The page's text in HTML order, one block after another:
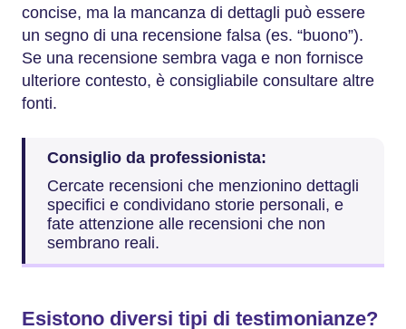
concise, ma la mancanza di dettagli può essere
un segno di una recensione falsa (es. “buono”).
Se una recensione sembra vaga e non fornisce
ulteriore contesto, è consigliabile consultare altre
fonti.
Consiglio da professionista:
Cercate recensioni che menzionino dettagli
specifici e condividano storie personali, e
fate attenzione alle recensioni che non
sembrano reali.
Esistono diversi tipi di testimonianze?